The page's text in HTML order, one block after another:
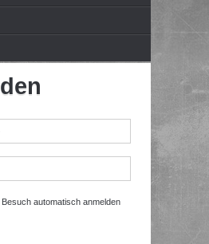
Besuch automatisch anmelden